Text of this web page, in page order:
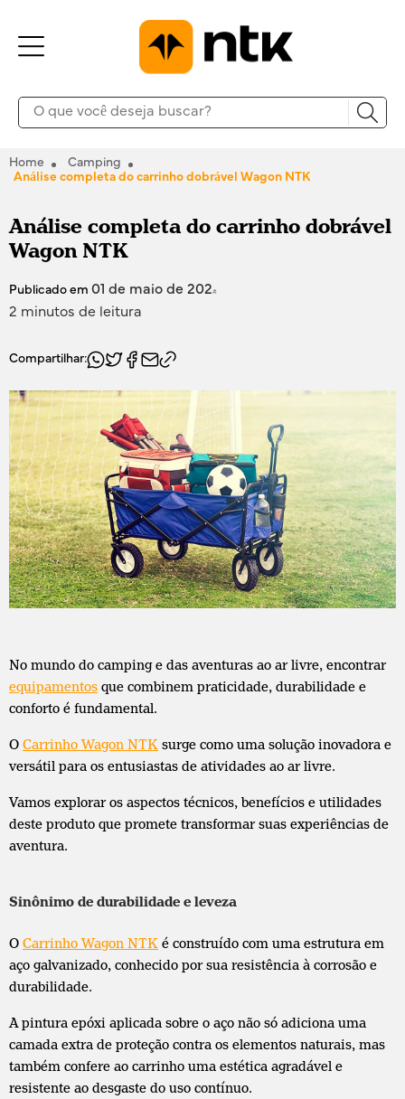
Home
Camping
Análise completa do carrinho dobrável Wagon NTK
Análise completa do carrinho dobrável
Wagon NTK
Publicado em 01 de maio de 2024
2 minutos de leitura
Compartilhar:
No mundo do camping e das aventuras ao ar livre, encontrar
equipamentos que combinem praticidade, durabilidade e
conforto é fundamental.
O Carrinho Wagon NTK surge como uma solução inovadora e
versátil para os entusiastas de atividades ao ar livre.
Vamos explorar os aspectos técnicos, benefícios e utilidades
deste produto que promete transformar suas experiências de
aventura.
Sinônimo de durabilidade e leveza
O Carrinho Wagon NTK é construído com uma estrutura em
aço galvanizado, conhecido por sua resistência à corrosão e
durabilidade.
A pintura epóxi aplicada sobre o aço não só adiciona uma
camada extra de proteção contra os elementos naturais, mas
também confere ao carrinho uma estética agradável e
resistente ao desgaste do uso contínuo.